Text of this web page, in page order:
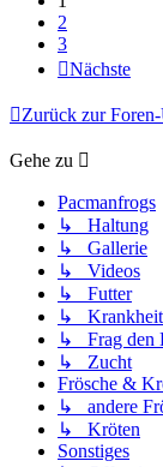
2
3
Nächste
Zurück zur
Gehe zu
Pacmanfrogs
↳ Haltung
↳ Gallerie
↳ Videos
↳ Futter
↳
↳ Frag den
↳ Zucht
Frösche &
↳ andere
↳ Kröten
Sonstiges